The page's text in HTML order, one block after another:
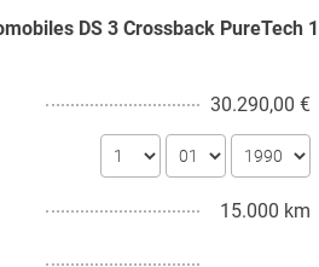
DS 3 Crossback PureTech
30.290,00 €
15.000 km